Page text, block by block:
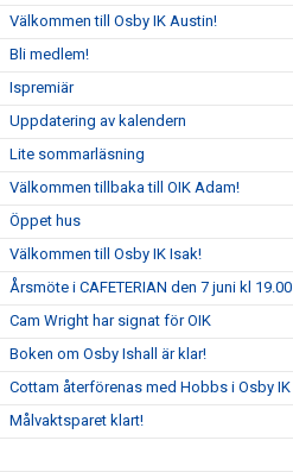
Välkommen till Osby IK Austin!
Bli medlem!
Ispremiär
Uppdatering av kalendern
Lite sommarläsning
Välkommen tillbaka till OIK Adam!
Öppet hus
Välkommen till Osby IK Isak!
Årsmöte i CAFETERIAN den 7 juni kl 19.00
Cam Wright har signat för OIK
Boken om Osby Ishall är klar!
Cottam återförenas med Hobbs i Osby IK
Målvaktsparet klart!